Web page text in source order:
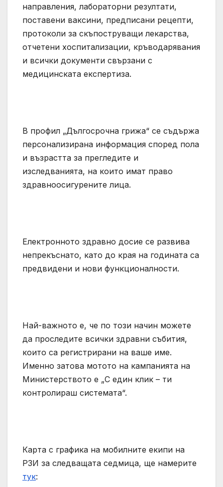
направления, лабораторни резултати,
поставени ваксини, предписани рецепти,
протоколи за скъпоструващи лекарства,
отчетени хоспитализации, кръводарявания
и всички документи свързани с
медицинската експертиза.
В профил „Дългосрочна грижа“ се съдържа
персонализирана информация според пола
и възрастта за прегледите и
изследванията, на които имат право
здравноосигурените лица.
Електронното здравно досие се развива
непрекъснато, като до края на годината са
предвидени и нови функционалности.
Най-важното е, че по този начин можете
да проследите всички здравни събития,
които са регистрирани на ваше име.
Именно затова мотото на кампанията на
Министерството е „С един клик – ти
контролираш системата“.
Карта с графика на мобилните екипи на
РЗИ за следващата седмица, ще намерите
тук: